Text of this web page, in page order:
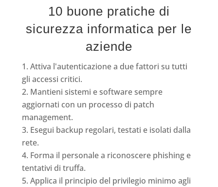
10 buone pratiche di
sicurezza informatica per le
aziende
Attiva l'autenticazione a due fattori su tutti
gli accessi critici.
Mantieni sistemi e software sempre
aggiornati con un processo di patch
management.
Esegui backup regolari, testati e isolati dalla
rete.
Forma il personale a riconoscere phishing e
tentativi di truffa.
Applica il principio del privilegio minimo agli